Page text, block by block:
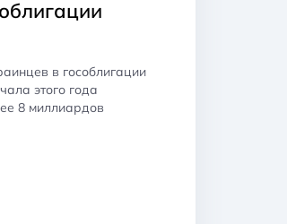
в гособлигации
этого года
8 миллиардов